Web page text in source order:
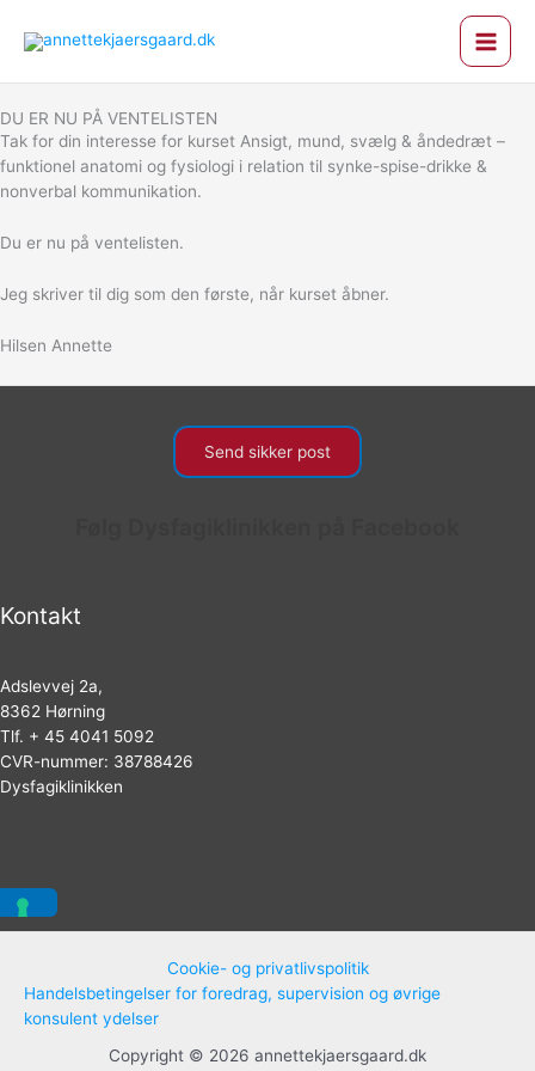
DU ER NU PÅ VENTELISTEN
Tak for din interesse for kurset Ansigt, mund, svælg & åndedræt –
funktionel anatomi og fysiologi i relation til synke-spise-drikke &
nonverbal kommunikation.
Du er nu på ventelisten.
Jeg skriver til dig som den første, når kurset åbner.
Hilsen Annette
Send sikker post
Kontakt
Adslevvej 2a,
8362 Hørning
Tlf. + 45 4041 5092
CVR-nummer: 38788426
Dysfagiklinikken
Cookie- og privatlivspolitik
Handelsbetingelser for foredrag, supervision og øvrige
konsulent ydelser
Copyright © 2026 annettekjaersgaard.dk